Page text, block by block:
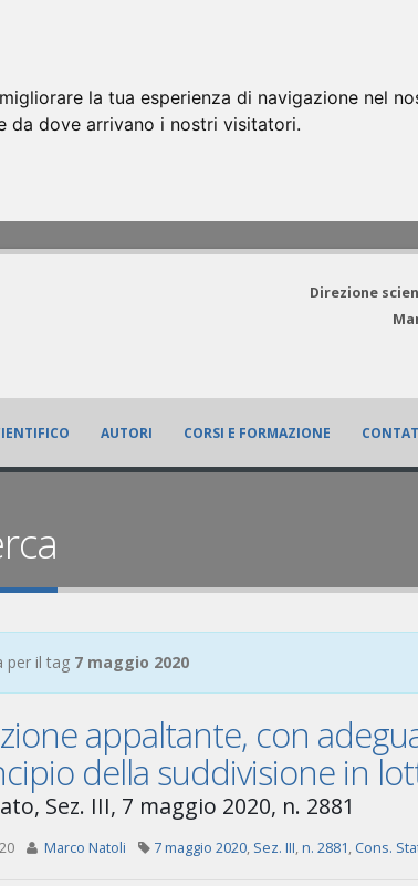
la tua esperienza di navigazione nel
da dove arrivano i nostri visitatori.
Direzione
AUTORI CORSI E FORMAZIONE
per il tag 7 maggio 2020
appaltante, con
della suddivisione in
Sez. III, 7 maggio 2020, n. 2881
Marco Natoli 7 maggio 2020, Sez. III,n. 2881, Cons.